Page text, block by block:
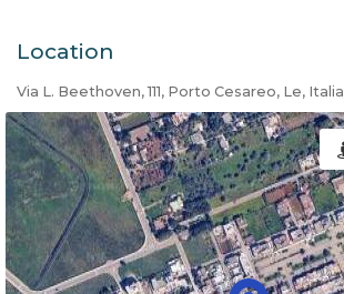
Location
Via L. Beethoven, 111, Porto Cesareo, Le, Italia